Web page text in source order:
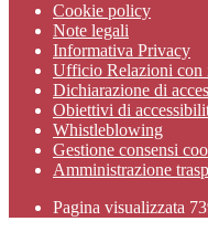
Cookie policy
Note legali
Informativa Privacy
Ufficio Relazioni con
Dichiarazione di
Obiettivi di
Whistleblowing
Gestione consensi
Amministrazione
Pagina visualizzata